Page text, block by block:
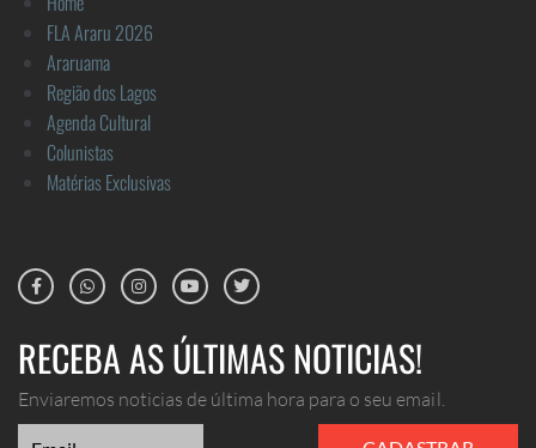
FLA Araru 2026
Araruama
Região dos Lagos
Agenda Cultural
Colunistas
Matérias Exclusivas
RECEBA AS ÚLTIMAS NOTICIAS!
Enviaremos noticias de última hora para o seu email.